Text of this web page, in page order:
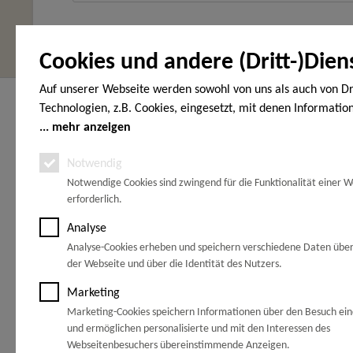
Cookies und andere (Dritt-
Auf unserer Webseite werden sowohl von uns als auch von
Technologien, z.B. Cookies, eingesetzt, mit denen
Endgerät gespeichert und/oder von Ihrem Endgerät
Analyse-, Marketing- und Statistik-Cookies. Bei den
handelt es sich um solche, die technisch notwendig sind, um
gewünschten Dienst bereitzustellen, die übrigen Cookies
Grund einer von Ihnen erteilten Einwilligung gesetzt. Die
freiwillig. Personen, die das 16. Lebensjahr noch nicht
benötigen die Zustimmung der Sorgeberechtigten. Sie können
dazu lediglich den Cookie-Banner erneut auf und ändern Sie
Einstellungen entsprechend ab. Im Rahmen Ihres Besuchs
können möglicherweise auch noch andere Informationen wie
mehr anzeigen
Notwendig
Notwendige Cookies sind zwingend für die Funktionalität einer
erforderlich.
Analyse
Analyse-Cookies erheben und speichern verschiedene Daten
der Webseite und über die Identität des Nutzers.
Marketing
Marketing-Cookies speichern Informationen über den Besuch
und ermöglichen personalisierte und mit den Interessen des
Webseitenbesuchers übereinstimmende Anzeigen.
Hier finden Sie uns
HOLZ-WOHNEN-GARTEN
Vöhrumer Str. 40
(Gewerbegebiet Schachtanlage Peine)
31228 Peine
an der A2.
Ca. 30 km bisBraunschweig
Ca. 55 km bisWolfsburg
Ca. 35 km bis
Ca. 33 km bisHildesheim
Ca. 35 km bisSalzgitter
Service